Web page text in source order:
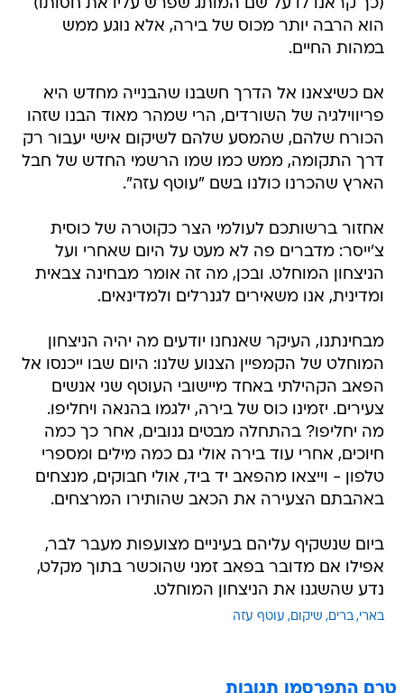
(כך קראנו לו על שם המותג שפרש עליו את חסותו)
הוא הרבה יותר מכוס של בירה, אלא נוגע ממש
במהות החיים.
אם כשיצאנו אל הדרך חשבנו שהבנייה מחדש היא
פריווילגיה של השורדים, הרי שמהר מאוד הבנו שזהו
הכורח שלהם, שהמסע שלהם לשיקום אישי יעבור רק
דרך התקומה, ממש כמו שמו הרשמי החדש של חבל
הארץ שהכרנו כולנו בשם "עוטף עזה".
אחזור ברשותכם לעולמי הצר כקוטרה של כוסית
צ'ייסר: מדברים פה לא מעט על היום שאחרי ועל
הניצחון המוחלט. ובכן, מה זה אומר מבחינה צבאית
ומדינית, אנו משאירים לגנרלים ולמדינאים.
מבחינתנו, העיקר שאנחנו יודעים מה יהיה הניצחון
המוחלט של הקמפיין הצנוע שלנו: היום שבו ייכנסו אל
הפאב הקהילתי באחד מיישובי העוטף שני אנשים
צעירים. יזמינו כוס של בירה, ילגמו בהנאה ויחליפו.
מה יחליפו? בהתחלה מבטים גנובים, אחר כך כמה
חיוכים, אחרי עוד בירה אולי גם כמה מילים ומספרי
טלפון - וייצאו מהפאב יד ביד, אולי חבוקים, מנצחים
באהבתם הצעירה את הכאב שהותירו המרצחים.
ביום שנשקיף עליהם בעיניים מצועפות מעבר לבר,
אפילו אם מדובר בפאב זמני שהוכשר בתוך מקלט,
נדע שהשגנו את הניצחון המוחלט.
בארי ברים שיקום עוטף עזה